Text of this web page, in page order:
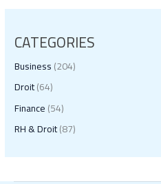
CATEGORIES
Business(204)
Droit(64)
Finance(54)
RH & Droit(87)